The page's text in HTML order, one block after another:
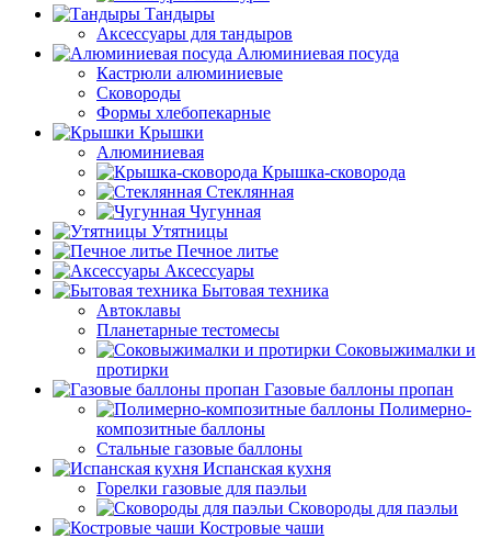
Тандыры
Аксессуары для тандыров
Алюминиевая посуда
Кастрюли алюминиевые
Сковороды
Формы хлебопекарные
Крышки
Алюминиевая
Крышка-сковорода
Стеклянная
Чугунная
Утятницы
Печное литье
Аксессуары
Бытовая техника
Автоклавы
Планетарные тестомесы
Соковыжималки и
протирки
Газовые баллоны пропан
Полимерно-
композитные баллоны
Стальные газовые баллоны
Испанская кухня
Горелки газовые для паэльи
Сковороды для паэльи
Костровые чаши